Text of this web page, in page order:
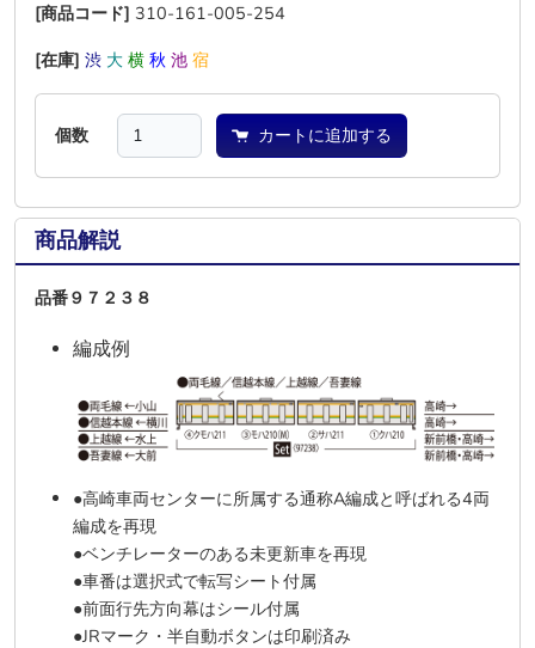
[商品コード] 310-161-005-254
[在庫] 渋 大 横 秋 池 宿
個数 カートに追加する
商品解説
品番９７２３８
編成例
●高崎車両センターに所属する通称A編成と呼ばれる4両
編成を再現
●ベンチレーターのある未更新車を再現
●車番は選択式で転写シート付属
●前面行先方向幕はシール付属
●JRマーク・半自動ボタンは印刷済み